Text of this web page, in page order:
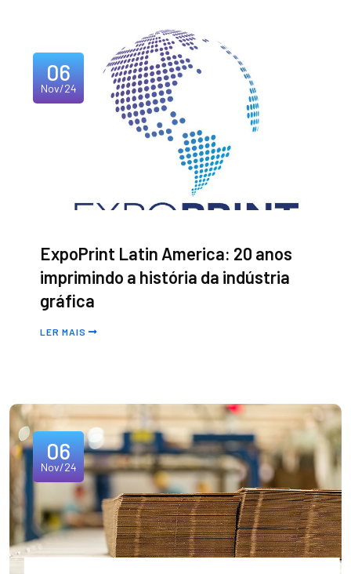
06
Nov/24
ExpoPrint Latin America: 20 anos
imprimindo a história da indústria
gráfica
LER MAIS
06
Nov/24